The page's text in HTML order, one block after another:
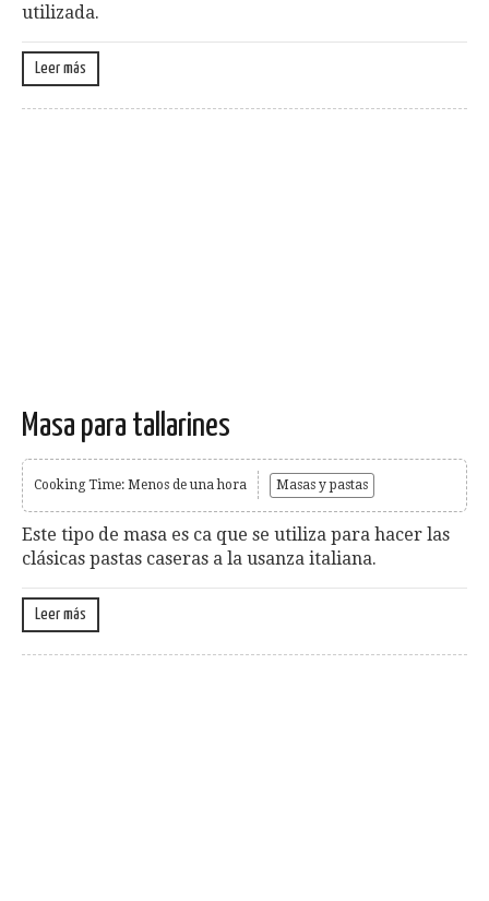
utilizada.
Leer más
Masa para tallarines
Cooking Time: Menos de una hora Masas y pastas
Este tipo de masa es ca que se utiliza para hacer las
clásicas pastas caseras a la usanza italiana.
Leer más